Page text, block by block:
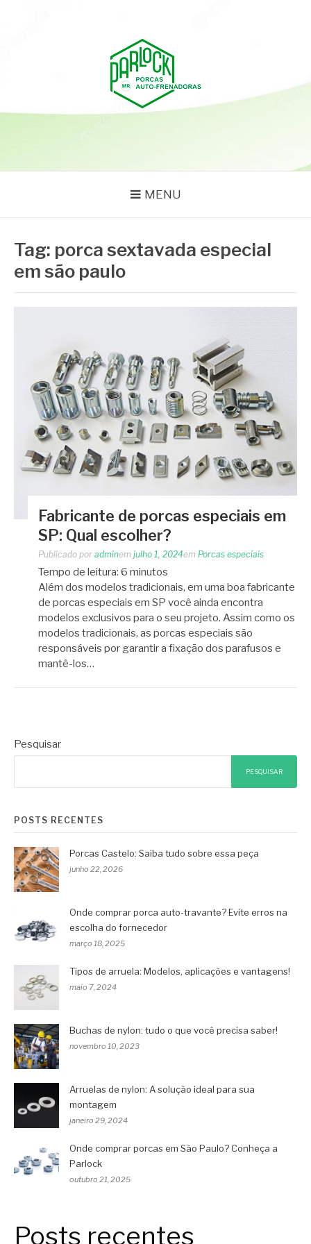
MENU
Tag: porca sextavada especial
em são paulo
Fabricante de porcas especiais em
SP: Qual escolher?
Publicado por adminem julho 1, 2024em Porcas especiais
Tempo de leitura: 6 minutos
Além dos modelos tradicionais, em uma boa fabricante
de porcas especiais em SP você ainda encontra
modelos exclusivos para o seu projeto. Assim como os
modelos tradicionais, as porcas especiais são
responsáveis por garantir a fixação dos parafusos e
mantê-los…
Pesquisar
PESQUISAR
POSTS RECENTES
Porcas Castelo: Saiba tudo sobre essa peça
junho 22, 2026
Onde comprar porca auto-travante? Evite erros na
escolha do fornecedor
março 18, 2025
Tipos de arruela: Modelos, aplicações e vantagens!
maio 7, 2024
Buchas de nylon: tudo o que você precisa saber!
novembro 10, 2023
Arruelas de nylon: A solução ideal para sua
montagem
janeiro 29, 2024
Onde comprar porcas em São Paulo? Conheça a
Parlock
outubro 21, 2025
Posts recentes